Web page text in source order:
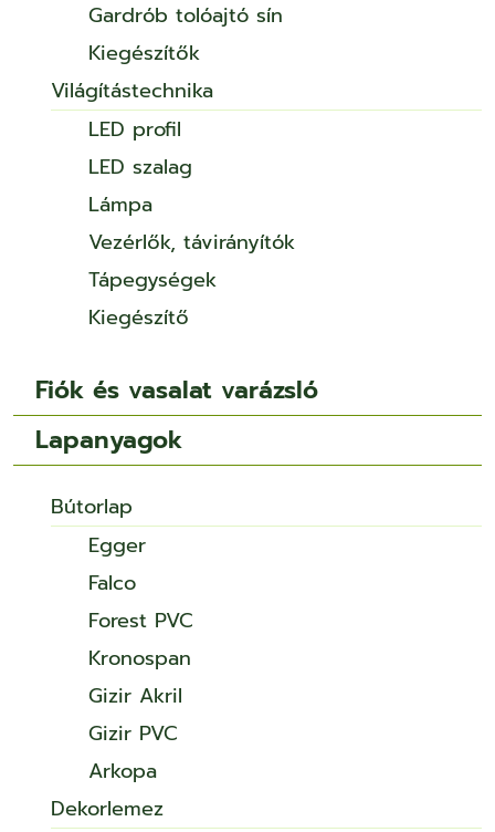
Gardrób tolóajtó sín
Kiegészítők
Világítástechnika
LED profil
LED szalag
Lámpa
Vezérlők, távirányítók
Tápegységek
Kiegészítő
Fiók és vasalat varázsló
Lapanyagok
Bútorlap
Egger
Falco
Forest PVC
Kronospan
Gizir Akril
Gizir PVC
Arkopa
Dekorlemez